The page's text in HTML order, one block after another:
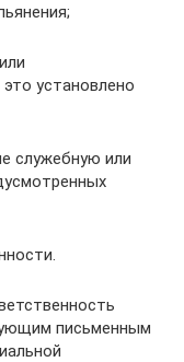
установлено
служебную или
письменным